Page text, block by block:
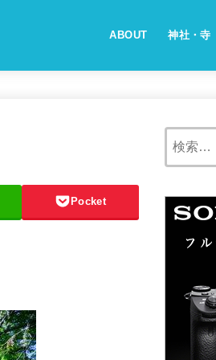
ABOUT 神社・寺
Pocket